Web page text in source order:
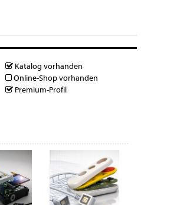
Katalog vorhanden
Online-Shop vorhanden
Premium-Profil